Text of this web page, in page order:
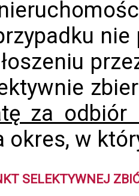
za
okres, w
SELEKTYWNEJ